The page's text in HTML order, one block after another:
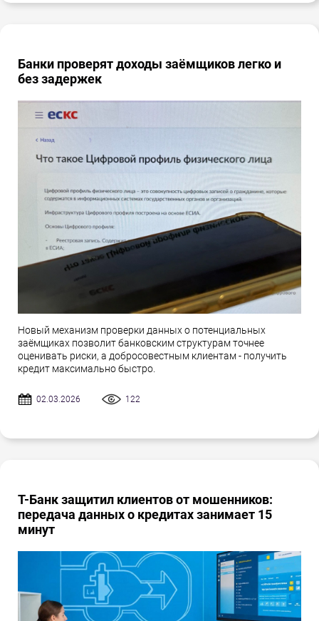
Банки проверят доходы заёмщиков легко и
без задержек
Новый механизм проверки данных о потенциальных
заёмщиках позволит банковским структурам точнее
оценивать риски, а добросовестным клиентам - получить
кредит максимально быстро.
02.03.2026 122
Т-Банк защитил клиентов от мошенников:
передача данных о кредитах занимает 15
минут